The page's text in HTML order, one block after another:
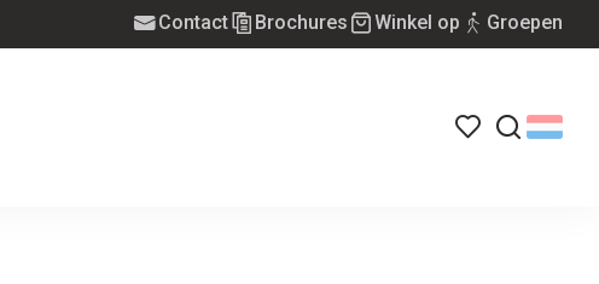
Contact Brochures Winkel op Groepen